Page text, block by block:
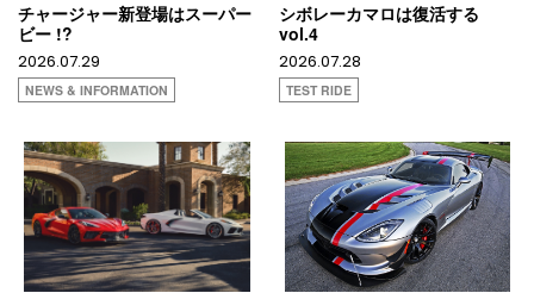
チャージャー新登場はスーパー
ビー !?
2026.07.29
NEWS & INFORMATION
シボレーカマロは復活する
vol.4
2026.07.28
TEST RIDE